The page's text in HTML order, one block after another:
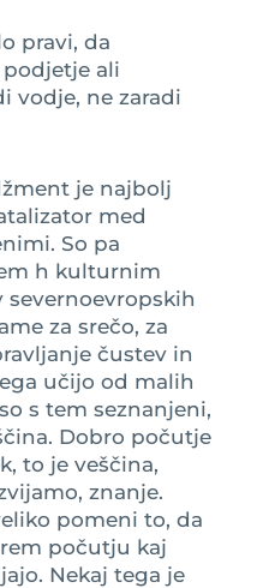
pravi, da
ali
vodje, ne zaradi
je najbolj
med
So pa
h kulturnim
severnoevropskih
za srečo, za
čustev in
učijo od malih
s tem seznanjeni,
Dobro počutje
to je veščina,
znanje.
pomeni to, da
počutju kaj
Nekaj tega je